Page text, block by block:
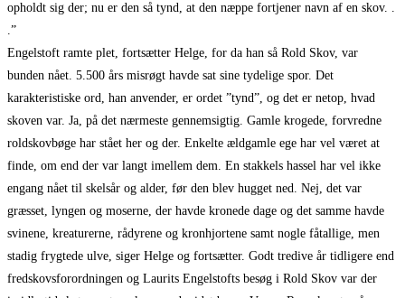
opholdt sig der; nu er den så tynd, at den næppe fortjener navn af en skov. .
.”
Engelstoft ramte plet, fortsætter Helge, for da han så Rold Skov, var
bunden nået. 5.500 års misrøgt havde sat sine tydelige spor. Det
karakteristiske ord, han anvender, er ordet ”tynd”, og det er netop, hvad
skoven var. Ja, på det nærmeste gennemsigtig. Gamle krogede, forvredne
roldskovbøge har stået her og der. Enkelte ældgamle ege har vel været at
finde, om end der var langt imellem dem. En stakkels hassel har vel ikke
engang nået til skelsår og alder, før den blev hugget ned. Nej, det var
græsset, lyngen og moserne, der havde kronede dage og det samme havde
svinene, kreaturerne, rådyrene og kronhjortene samt nogle fåtallige, men
stadig frygtede ulve, siger Helge og fortsætter. Godt tredive år tidligere end
fredskovsforordningen og Laurits Engelstofts besøg i Rold Skov var der